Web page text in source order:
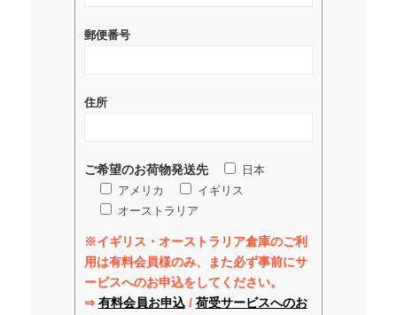
郵便番号
住所
ご希望のお荷物発送先
日本
アメリカ
イギリス
オーストラリア
※イギリス・オーストラリア倉庫のご利
用は有料会員様のみ、また必ず事前にサ
ービスへのお申込をしてください。
⇒ 有料会員お申込/ 荷受サービスへのお